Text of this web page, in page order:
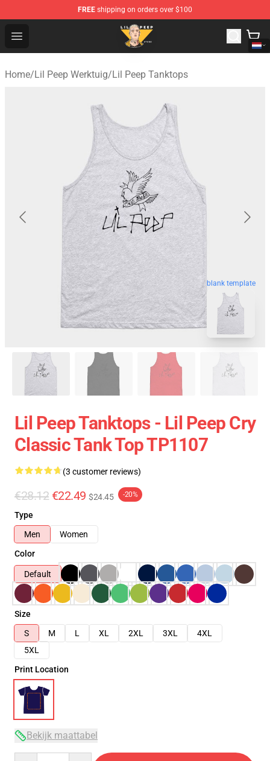
FREE shipping on orders over $100
Open menu
Lil Peep Store - Official Lil Peep Merchandise Shop
Home/Lil Peep Werktuig/Lil Peep Tanktops
blank template
Lil Peep Tanktops - Lil Peep Cry
Classic Tank Top TP1107
(3 customer reviews)
€28.12 €22.49 $24.45 -20%
Type
Men
Women
Color
Default
Size
S
M L XL 2XL 3XL
4XL
5XL
Print Location
Bekijk maattabel